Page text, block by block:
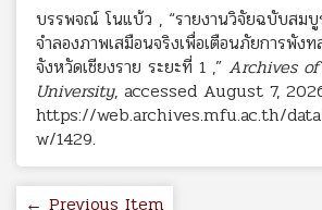
บรรพจณ์ โนแบ้ว , “รายงานวิจัยฉบับสม
จำลองภาพเสมือนจริงเพื่อเตือนภัยการพัง
จังหวัดเชียงราย ระยะที่ 1 ,” Archives of
University, accessed August 7,
https://web.archives.mfu.ac.th/
w/1429.
← Previous Item